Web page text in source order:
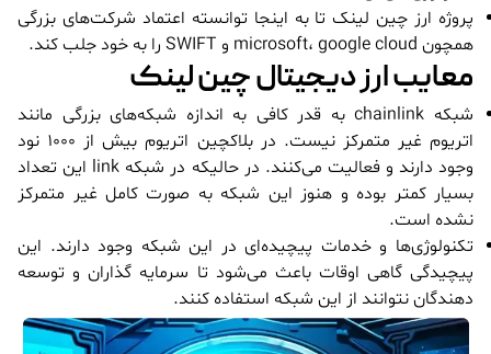
پروژه ارز چین لینک تا به اینجا توانسته اعتماد شرکت‌های بزرگی
همچون microsoft، google cloud و SWIFT را به خود جلب کند.
معایب ارز دیجیتال چین لینک
شبکه chainlink به قدر کافی به اندازه شبکه‌های بزرگی مانند
اتریوم غیر متمرکز نیست. در بلاکچین اتریوم بیش از 1000 نود
وجود دارند و فعالیت می‌کنند. در حالیکه در شبکه link این تعداد
بسیار کمتر بوده و هنوز این شبکه به صورت کامل غیر متمرکز
نشده است.
تکنولوژی‌ها و خدمات پیچیده‌ای در این شبکه وجود دارند. این
پیچیدگی گاهی اوقات باعث می‌شود تا سرمایه گذاران و توسعه
دهندگان نتوانند از این شبکه استفاده کنند.